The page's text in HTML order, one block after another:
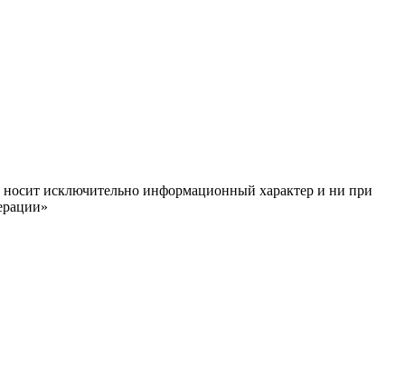
исключительно информационный характер и ни при